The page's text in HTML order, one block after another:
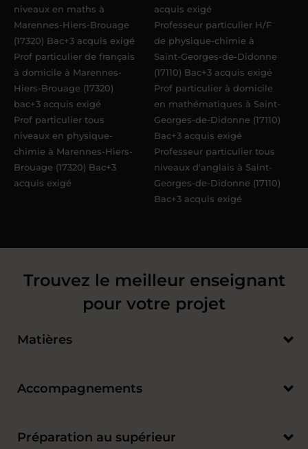
niveaux en maths à
Marennes-Hiers-Brouage
(17320) Bac+3 acquis exigé
Prof particulier de français
à domicile à Marennes-
Hiers-Brouage (17320)
bac+3 acquis exigé
Prof particulier tous
niveaux en physique-
chimie à Marennes-Hiers-
Brouage (17320) Bac+3
acquis exigé
acquis exigé
Professeur particulier H/F
de physique-chimie à
Saint-Georges-de-Didonne
(17110) Bac+3 acquis exigé
Prof particulier à domicile
en mathématiques à Saint-
Georges-de-Didonne (17110)
Bac+3 acquis exigé
Professeur particulier tous
niveaux d'anglais à Saint-
Georges-de-Didonne (17110)
Bac+3 acquis exigé
Trouvez le meilleur enseignant
pour votre projet
Matières
Accompagnements
Préparation au supérieur